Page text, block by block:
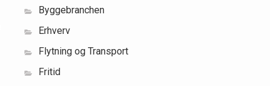
Byggebranchen
Erhverv
Flytning og Transport
Fritid